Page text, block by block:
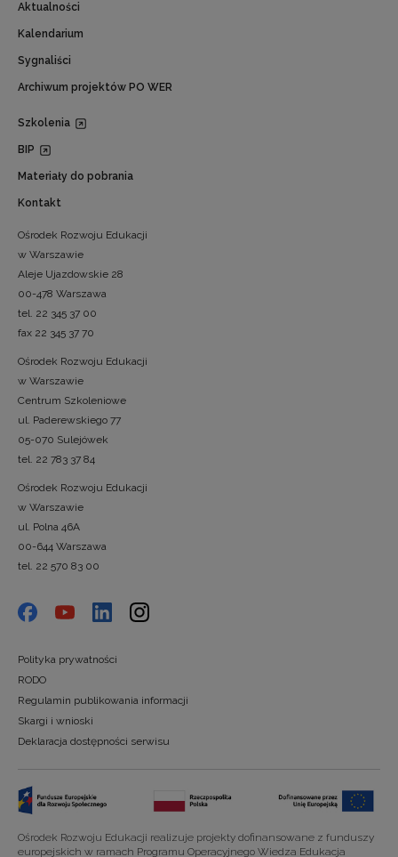
Aktualności
Kalendarium
Sygnaliści
Archiwum projektów PO WER
Szkolenia
BIP
Materiały do pobrania
Kontakt
Ośrodek Rozwoju Edukacji
w Warszawie
Aleje Ujazdowskie 28
00-478 Warszawa
tel. 22 345 37 00
fax 22 345 37 70
Ośrodek Rozwoju Edukacji
w Warszawie
Centrum Szkoleniowe
ul. Paderewskiego 77
05-070 Sulejówek
tel. 22 783 37 84
Ośrodek Rozwoju Edukacji
w Warszawie
ul. Polna 46A
00-644 Warszawa
tel. 22 570 83 00
Polityka prywatności
RODO
Regulamin publikowania informacji
Skargi i wnioski
Deklaracja dostępności serwisu
Ośrodek Rozwoju Edukacji realizuje projekty dofinansowane z funduszy
europejskich w ramach Programu Operacyjnego Wiedza Edukacja